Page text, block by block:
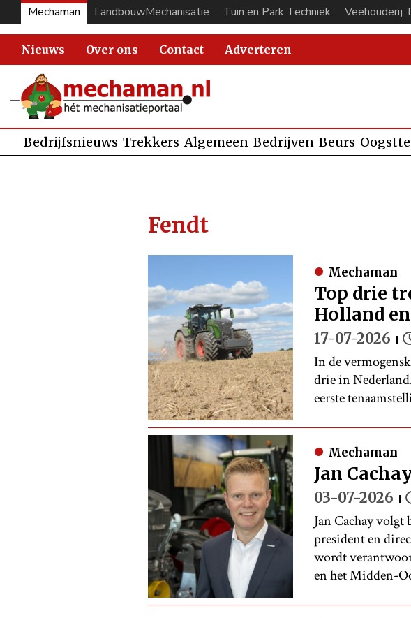
Mechaman LandbouwMechanisatie Tuin en Park Techniek Veehouderij
Nieuws Over ons Contact Adverteren
Bedrijfsnieuws Trekkers Algemeen Bedrijven Beurs
Fendt
Mechaman
Top drie
Holland
17-07-2026
In de
drie in
eerste
Mechaman
Jan
03-07-2026
Jan Cachay
president en
wordt
en het Midden-